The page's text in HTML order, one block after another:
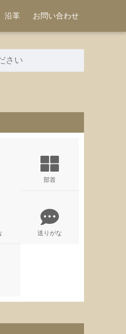
沿革 お問い合わせ
部首
送りがな